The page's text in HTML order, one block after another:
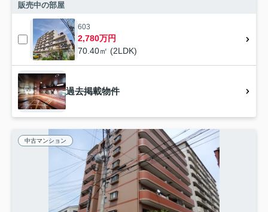
販売中の部屋
603
2,780万円
70.40㎡ (2LDK)
過去掲載物件
中古マンション